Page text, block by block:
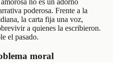
no es un adorno
poderosa. Frente a la
la carta fija una voz,
a quienes la escribieron.
el pasado.
moral